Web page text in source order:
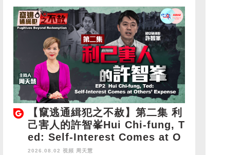
【竄逃通緝犯之不赦】第二集 利
己害人的許智峯Hui Chi-fung, T
ed: Self-Interest Comes at O
thers' Expense
2026.08.02 視頻 周天慧